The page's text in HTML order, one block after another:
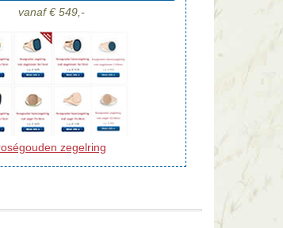
vanaf € 549,-
zegelring